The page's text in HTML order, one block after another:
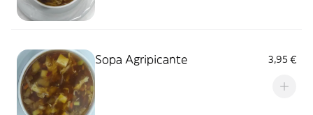
Sopa Agripicante 3,95 €